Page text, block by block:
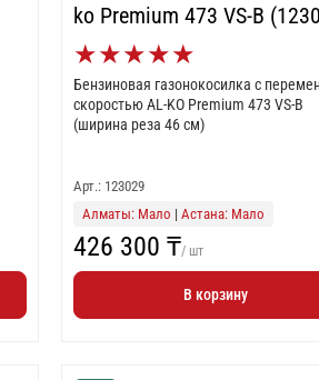
ko Premium 473 VS-B
★★★★★
Бензиновая газонокосилка с
скоростью AL-KO Premium 473 VS-B
(ширина реза 46 см)
Арт.: 123029
Алматы: Мало | Астана: Мало
426 300 ₸/ шт
В корзину